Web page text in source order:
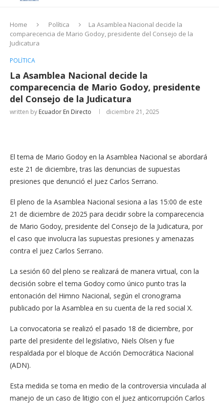
Home Política
La Asamblea Nacional decide la
comparecencia de Mario Godoy, presidente del Consejo de la
Judicatura
POLÍTICA
La Asamblea Nacional decide la
comparecencia de Mario Godoy, presidente
del Consejo de la Judicatura
written by Ecuador En Directo diciembre 21, 2025
El tema de Mario Godoy en la Asamblea Nacional se abordará
este 21 de diciembre, tras las denuncias de supuestas
presiones que denunció el juez Carlos Serrano.
El pleno de la Asamblea Nacional sesiona a las 15:00 de este
21 de diciembre de 2025 para decidir sobre la comparecencia
de Mario Godoy, presidente del Consejo de la Judicatura, por
el caso que involucra las supuestas presiones y amenazas
contra el juez Carlos Serrano.
La sesión 60 del pleno se realizará de manera virtual, con la
decisión sobre el tema Godoy como único punto tras la
entonación del Himno Nacional, según el cronograma
publicado por la Asamblea en su cuenta de la red social X.
La convocatoria se realizó el pasado 18 de diciembre, por
parte del presidente del legislativo, Niels Olsen y fue
respaldada por el bloque de Acción Democrática Nacional
(ADN).
Esta medida se toma en medio de la controversia vinculada al
manejo de un caso de litigio con el juez anticorrupción Carlos